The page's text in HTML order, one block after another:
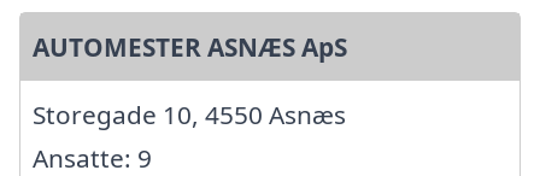
AUTOMESTER ASNÆS ApS
Storegade 10, 4550 Asnæs
Ansatte: 9